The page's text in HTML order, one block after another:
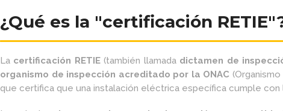
¿Qué es la "certificación
La certificación RETIE(también llamada dictamen de
organismo de inspección acreditado por la ONAC
que certifica que una instalación eléctrica específica cumple